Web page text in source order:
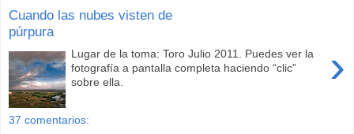
Cuando las nubes visten de
púrpura
›
Lugar de la toma: Toro Julio 2011. Puedes ver la
fotografía a pantalla completa haciendo “clic”
sobre ella.
37 comentarios: